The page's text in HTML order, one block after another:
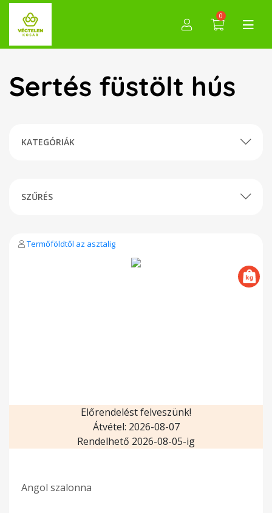
0
Sertés füstölt hús
KATEGÓRIÁK
SZŰRÉS
Termőföldtől az asztalig
Előrendelést felveszünk!
Átvétel: 2026-08-07
Rendelhető 2026-08-05-ig
Angol szalonna